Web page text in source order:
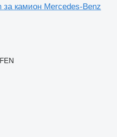
за камион Mercedes-Benz